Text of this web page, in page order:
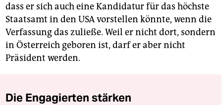
dass er sich auch eine Kandidatur für das höchste
Staatsamt in den USA vorstellen könnte, wenn die
Verfassung das zuließe. Weil er nicht dort, sondern
in Österreich geboren ist, darf er aber nicht
Präsident werden.
Die Engagierten stärken